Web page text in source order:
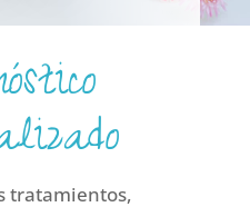
tratamientos,